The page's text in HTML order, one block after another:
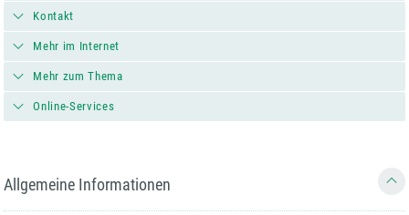
Kontakt
Mehr im Internet
Mehr zum Thema
Online-Services
Allgemeine Informationen